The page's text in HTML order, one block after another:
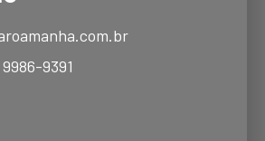
9391